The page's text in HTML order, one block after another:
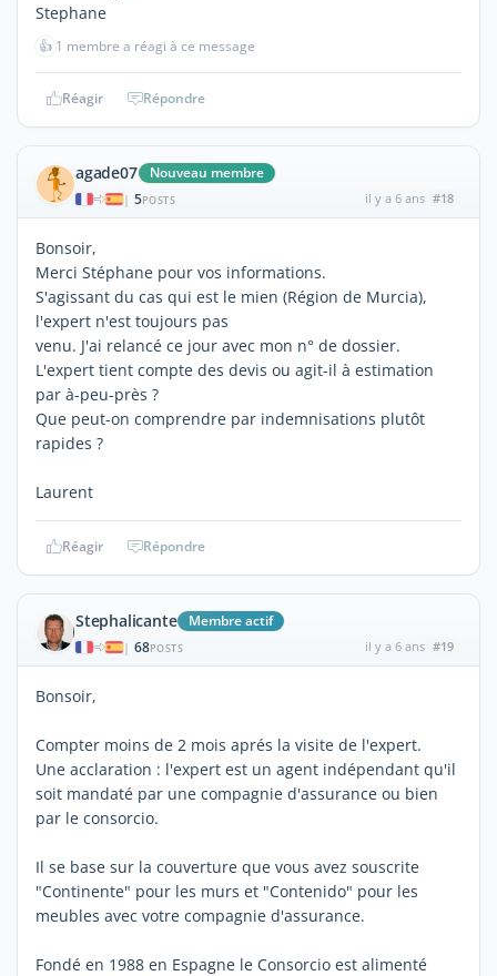
Stephane
👍 1 membre a réagi à ce message
Réagir Répondre
agade07 Nouveau membre
| 5POSTS il y a 6 ans #18
Bonsoir,
Merci Stéphane pour vos informations.
S'agissant du cas qui est le mien (Région de Murcia),
l'expert n'est toujours pas
venu. J'ai relancé ce jour avec mon n° de dossier.
L'expert tient compte des devis ou agit-il à estimation
par à-peu-près ?
Que peut-on comprendre par indemnisations plutôt
rapides ?
Laurent
Réagir Répondre
Stephalicante Membre actif
| 68POSTS il y a 6 ans #19
Bonsoir,
Compter moins de 2 mois aprés la visite de l'expert.
Une acclaration : l'expert est un agent indépendant qu'il
soit mandaté par une compagnie d'assurance ou bien
par le consorcio.
Il se base sur la couverture que vous avez souscrite
"Continente" pour les murs et "Contenido" pour les
meubles avec votre compagnie d'assurance.
Fondé en 1988 en Espagne le Consorcio est alimenté